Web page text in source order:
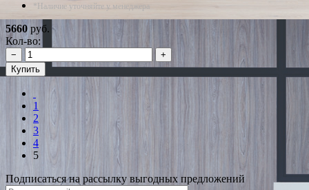
*Наличие уточняйте у менеджера
5660 руб.
Кол-во:
−
+
Купить
1
2
3
4
5
Подписаться на рассылку выгодных предложений